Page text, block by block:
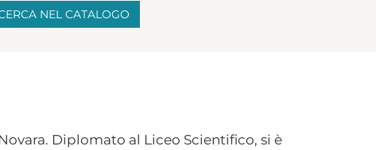
NEL CATALOGO
Diplomato al Liceo Scientifico, si è